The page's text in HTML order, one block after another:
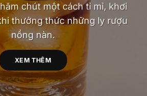
chút một cách tỉ mỉ, khơi
thưởng thức những ly rượu
nồng nàn.
XEM THÊM